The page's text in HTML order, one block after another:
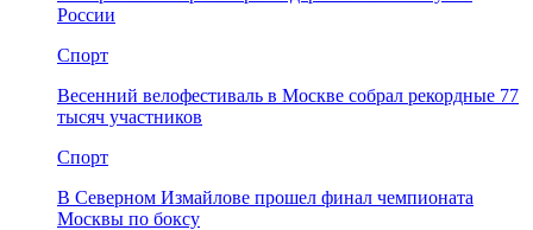
России
Спорт
Весенний велофестиваль в Москве собрал рекордные 77
тысяч участников
Спорт
В Северном Измайлове прошел финал чемпионата
Москвы по боксу